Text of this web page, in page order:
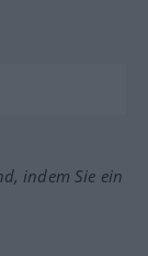
indem Sie ein